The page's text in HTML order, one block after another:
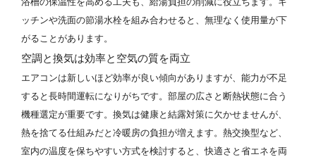
ッチンや洗面の節湯水栓を組み合わせると、無理なく使用量が下
がることがあります。
空調と換気は効率と空気の質を両立
エアコンは新しいほど効率が良い傾向がありますが、能力が不足
すると長時間運転になりがちです。部屋の広さと断熱状態に合う
機種選定が重要です。換気は健康と結露対策に欠かせませんが、
熱を捨てる仕組みだと冷暖房の負担が増えます。熱交換型など、
室内の温度を保ちやすい方式を検討すると、快適さと省エネを両